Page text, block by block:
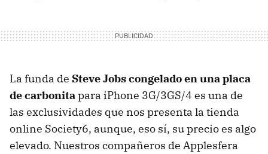
La funda de Steve Jobs congelado en una placa
de carbonita para iPhone 3G/3GS/4 es una de
las exclusividades que nos presenta la tienda
online Society6, aunque, eso sí, su precio es algo
elevado. Nuestros compañeros de Applesfera